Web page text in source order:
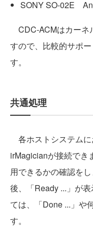
SONY SO-02E
CDC-ACMはカーネ
すので、比較的サポ
す。
共通処理
各ホストシステムに
irMagicianが接続でき
用できるかの確認を
後、「Ready ...」が
ては、「Done ...」や
す。